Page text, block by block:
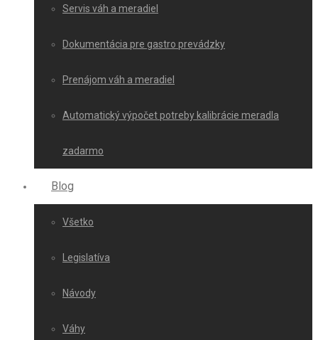
Servis váh a meradiel
Dokumentácia pre gastro prevádzky
Prenájom váh a meradiel
Automatický výpočet potreby kalibrácie meradla
zadarmo
Blog
Všetko
Legislatíva
Návody
Váhy